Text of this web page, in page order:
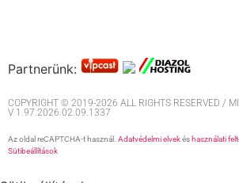
Partnerünk:
COPYRIGHT © 2019-2026 ALL RIGHTS RESERVED /
V 1.97.2026.02.09.1337
Az oldal reCAPTCHA-t használ. Adatvédelmi elvekés használati
Sütibeállítások